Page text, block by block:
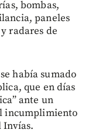
bombas,
paneles
radares de
había sumado
que en días
ante un
incumplimiento
Invías.